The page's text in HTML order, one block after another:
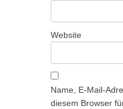
Website
Name, E-Mail-
diesem Browser